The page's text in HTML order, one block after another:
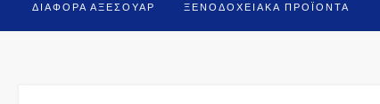
ΔΙΆΦΟΡΑ ΑΞΕΣΟΥΆΡ ΞΕΝΟΔΟΧΕΙΑΚΆ ΠΡΟΪΌΝΤΑ